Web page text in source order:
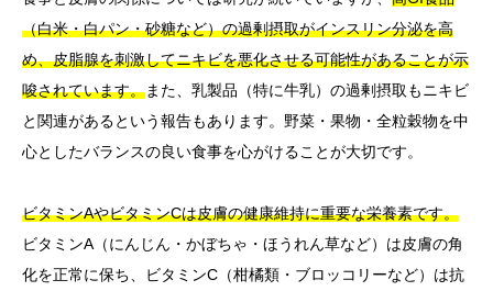
（白米・白パン・砂糖など）の過剰摂取がインスリン分泌を高
め、皮脂腺を刺激してニキビを悪化させる可能性があることが示
唆されています。また、乳製品（特に牛乳）の過剰摂取もニキビ
と関連があるという報告もあります。野菜・果物・全粒穀物を中
心としたバランスの良い食事を心がけることが大切です。
ビタミンAやビタミンCは皮膚の健康維持に重要な栄養素です。
ビタミンA（にんじん・かぼちゃ・ほうれん草など）は皮膚の角
化を正常に保ち、ビタミンC（柑橘類・ブロッコリーなど）は抗